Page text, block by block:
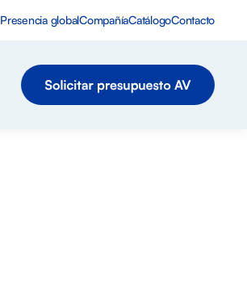
Presencia globalCompañíaCatálogoContacto